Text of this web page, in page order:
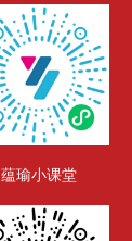
蕴瑜小课堂